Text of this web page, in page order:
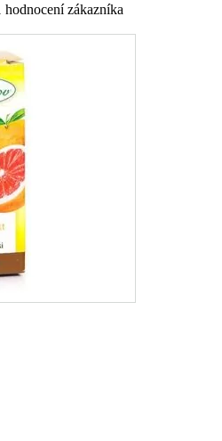
hodnocení zákazníka